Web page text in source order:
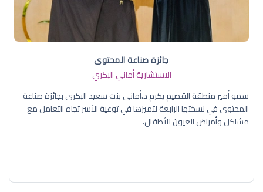
جائزة صناعة المحتوى
الاستشارية أماني البكري
سمو أمير منطقة القصيم يكرم د.أماني بنت سعيد البكري بجائزة صناعة
المحتوى في نسختها الرابعة لتميزها في توعية الأسر تجاه التعامل مع
مشاكل وأمراض العيون للأطفال.